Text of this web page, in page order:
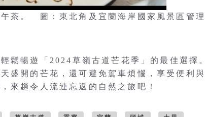
茶。 圖：東北角及宜蘭海岸國家風景區管理
鬆暢遊「2024草嶺古道芒花季」的最佳選擇。
盛開的芒花，還可避免駕車煩惱，享受便利與
來趟令人流連忘返的自然之旅吧！